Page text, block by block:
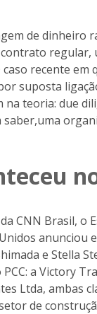
de dinheiro
regular,
caso recente
suposta
teoria: due
CNN Brasil, o
anunciou
e Stella
a Victory
Ltda, ambas
de